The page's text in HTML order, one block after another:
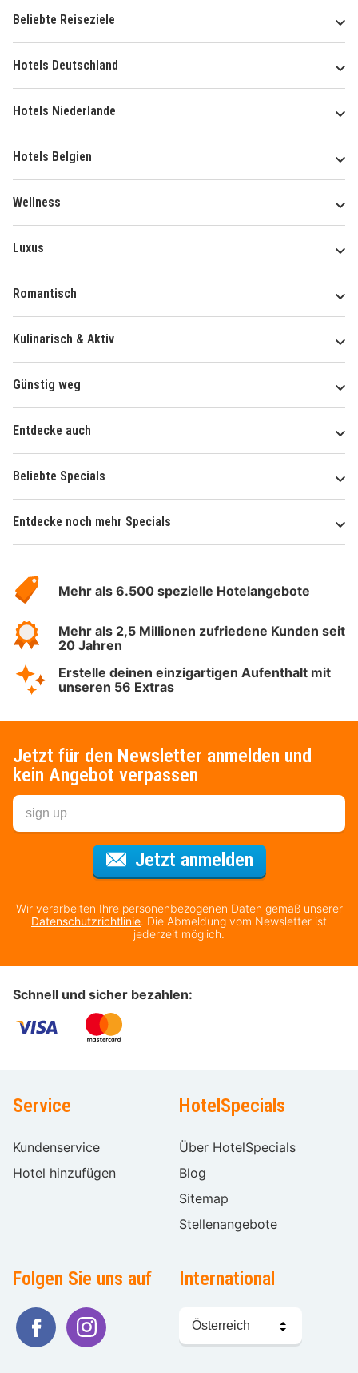
Beliebte Reiseziele
Hotels Deutschland
Hotels Niederlande
Hotels Belgien
Wellness
Luxus
Romantisch
Kulinarisch & Aktiv
Günstig weg
Entdecke auch
Beliebte Specials
Entdecke noch mehr Specials
Hotelspecials
Mehr als 6.500 spezielle Hotelangebote
Mehr als 2,5 Millionen zufriedene Kunden seit
20 Jahren
Erstelle deinen einzigartigen Aufenthalt mit
unseren 56 Extras
Jetzt für den Newsletter anmelden und
kein Angebot verpassen
Jetzt anmeldenFür den
Wir verarbeiten Ihre personenbezogenen Daten gemäß unserer
Datenschutzrichtlinie. Die Abmeldung vom Newsletter ist
jederzeit möglich.
Schnell und sicher bezahlen:
Service
Kundenservice
Hotel hinzufügen
HotelSpecials
Über HotelSpecials
Blog
Sitemap
Stellenangebote
Folgen Sie uns auf International
Sprache
wählen